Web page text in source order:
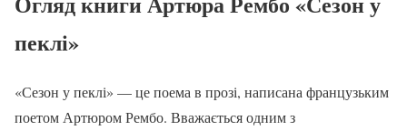
пеклі»
«Сезон у пеклі» — це поема в прозі, написана французьким
поетом Артюром Рембо. Вважається одним з